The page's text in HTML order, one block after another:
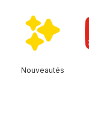
Nouveautés